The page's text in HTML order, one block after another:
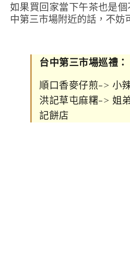
如果買回家當下午茶也是
中第三市場附近的話，不妨
台中第三市場巡禮：
順口香麥仔煎-> 小
洪記草屯麻糬-> 姐
記餅店